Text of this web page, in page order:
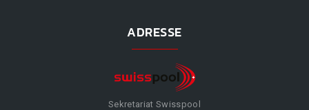
ADRESSE
Sekretariat Swisspool